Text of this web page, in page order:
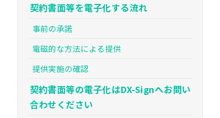
契約書面等を電子化する流れ
事前の承諾
電磁的な方法による提供
提供実施の確認
契約書面等の電子化はDX-Signへお問い
合わせください